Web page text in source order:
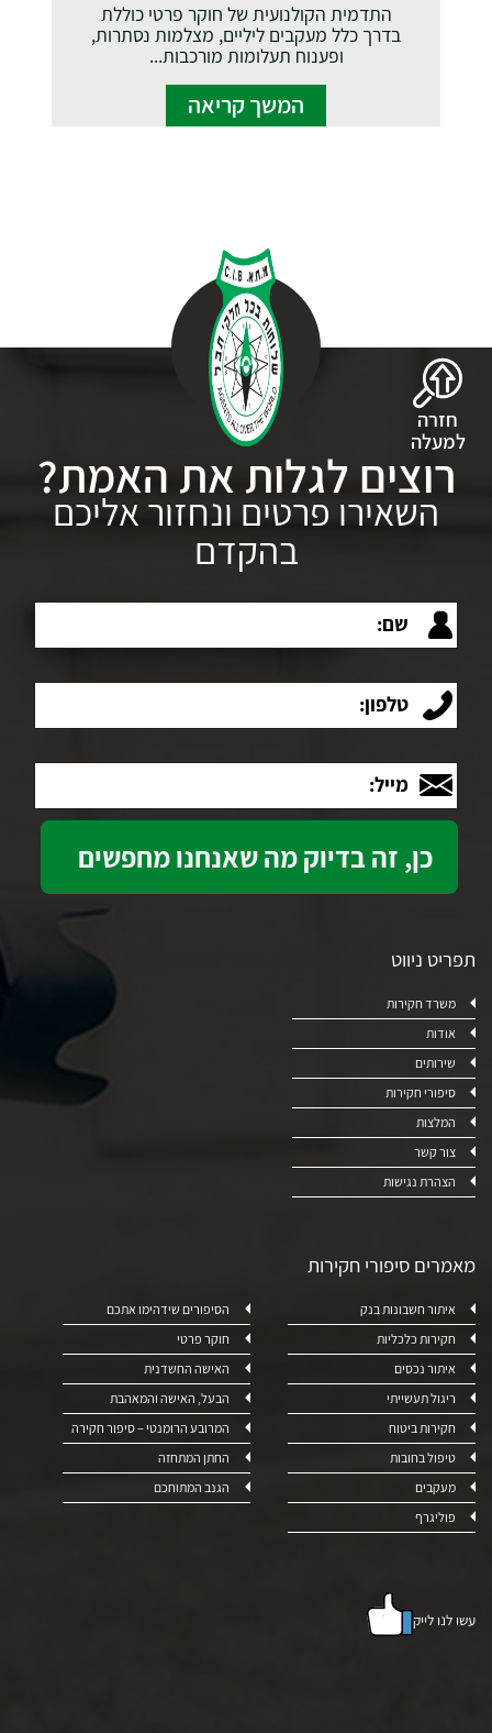
התדמית הקולנועית של חוקר פרטי כוללת
בדרך כלל מעקבים ליליים, מצלמות נסתרות,
ופענוח תעלומות מורכבות...
המשך קריאה
חזרה
למעלה
רוצים לגלות את האמת?
השאירו פרטים ונחזור אליכם
בהקדם
שם:
טלפון:
מייל:
תפריט ניווט
משרד חקירות
אודות
שירותים
סיפורי חקירות
המלצות
צור קשר
הצהרת נגישות
מאמרים סיפורי חקירות
איתור חשבונות בנק
חקירות כלכליות
איתור נכסים
ריגול תעשייתי
חקירות ביטוח
טיפול בחובות
מעקבים
פוליגרף
הסיפורים שידהימו אתכם
חוקר פרטי
האישה החשדנית
הבעל, האישה והמאהבת
המרובע הרומנטי – סיפור חקירה
החתן המתחזה
הגנב המתוחכם
עשו לנו לייק